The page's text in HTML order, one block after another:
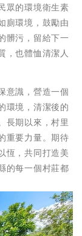
眾的環境衛生素
廁環境，鼓勵由
髒污，留給下一
，也體恤清潔人
意識，營造一個
環境，清潔後的
長期以來，村里
重要力量。期待
恆，共同打造美
的每一個村莊都